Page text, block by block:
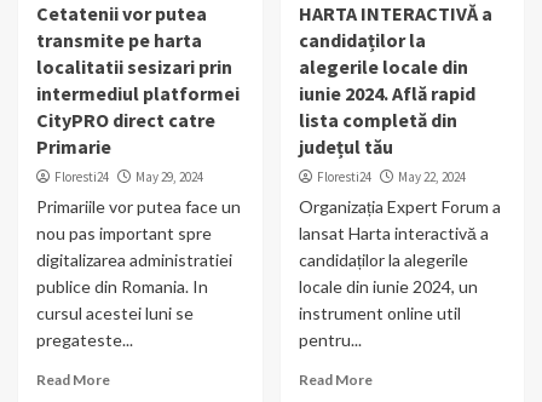
Cetatenii vor putea
transmite pe harta
localitatii sesizari prin
intermediul platformei
CityPRO direct catre
Primarie
Floresti24 May 29, 2024
Primariile vor putea face un
nou pas important spre
digitalizarea administratiei
publice din Romania. In
cursul acestei luni se
pregateste...
Read More
HARTA INTERACTIVĂ a
candidaților la
alegerile locale din
iunie 2024. Află rapid
lista completă din
județul tău
Floresti24 May 22, 2024
Organizația Expert Forum a
lansat Harta interactivă a
candidaților la alegerile
locale din iunie 2024, un
instrument online util
pentru...
Read More